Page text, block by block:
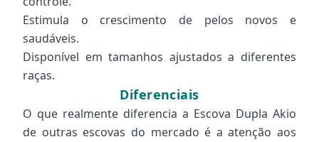
Estimula o crescimento de pelos novos e
saudáveis.
Disponível em tamanhos ajustados a diferentes
raças.
Diferenciais
O que realmente diferencia a Escova Dupla Akio
de outras escovas do mercado é a atenção aos